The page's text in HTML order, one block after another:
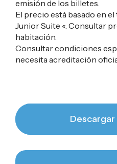
emisión de los billetes.
El precio está basado en
Junior Suite «. Consultar
habitación.
Consultar condiciones
necesita acreditación
Descargar